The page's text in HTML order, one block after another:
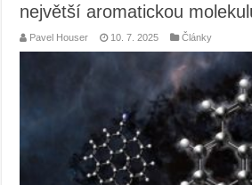
největší aromatickou
Pavel Houser 10. 7. 2025 Články